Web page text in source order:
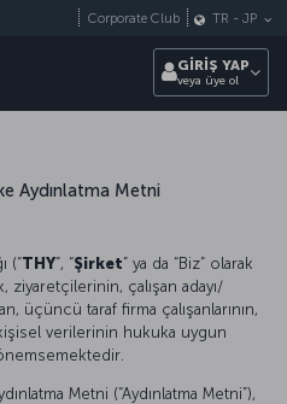
Corporate Club TR - JP
GİRİŞ YAP
veya üye ol
Aydınlatma Metni
(“THY”, “Şirket” ya da “Biz” olarak
ziyaretçilerinin, çalışan adayı/
üçüncü taraf firma çalışanlarının,
verilerinin hukuka uygun
Metni (“Aydınlatma Metni”),